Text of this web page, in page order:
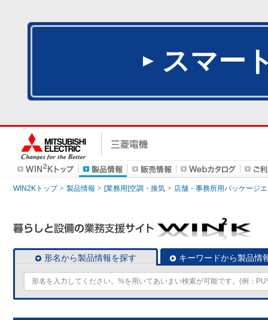
スマー
WIN2Kトップ 製品情報 [業務用]空調・換気 店舗・事務所用パッケージ
形名から製品情報を探す キーワードから製品情